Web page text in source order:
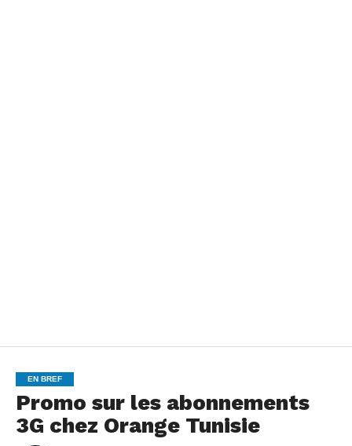
EN BREF
Promo sur les abonnements
3G chez Orange Tunisie